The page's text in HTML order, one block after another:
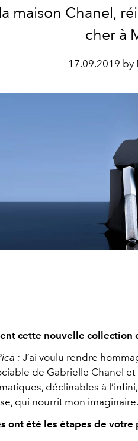
maison Chanel,
cher à
17.09.2019
cette nouvelle collection
: J’ai voulu rendre
de Gabrielle Chanel
déclinables à
qui nourrit mon imaginaire.
ont été les étapes de votre